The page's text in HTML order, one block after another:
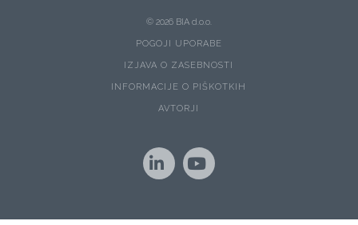
© 2026 BIA d.o.o.
POGOJI UPORABE
IZJAVA O ZASEBNOSTI
INFORMACIJE O PIŠKOTKIH
AVTORJI